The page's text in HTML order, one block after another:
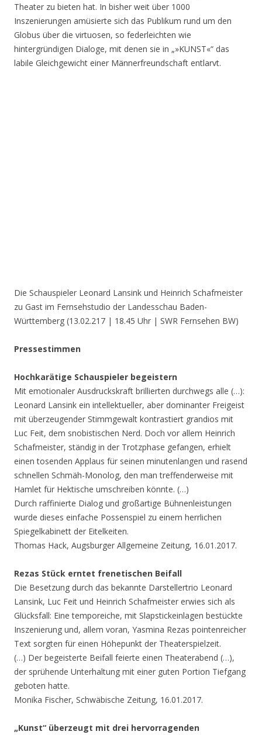
Theater zu bieten hat. In bisher weit über 1000
Inszenierungen amüsierte sich das Publikum rund um den
Globus über die virtuosen, so federleichten wie
hintergründigen Dialoge, mit denen sie in „»KUNST«“ das
labile Gleichgewicht einer Männerfreundschaft entlarvt.
Die Schauspieler Leonard Lansink und Heinrich Schafmeister
zu Gast im Fernsehstudio der Landesschau Baden-
Württemberg (13.02.217 | 18.45 Uhr | SWR Fernsehen BW)
Pressestimmen
Hochkarätige Schauspieler begeistern
Mit emotionaler Ausdruckskraft brillierten durchwegs alle (…):
Leonard Lansink ein intellektueller, aber dominanter Freigeist
mit überzeugender Stimmgewalt kontrastiert grandios mit
Luc Feit, dem snobistischen Nerd. Doch vor allem Heinrich
Schafmeister, ständig in der Trotzphase gefangen, erhielt
einen tosenden Applaus für seinen minutenlangen und rasend
schnellen Schmäh-Monolog, den man treffenderweise mit
Hamlet für Hektische umschreiben könnte. (…)
Durch raffinierte Dialog und großartige Bühnenleistungen
wurde dieses einfache Possenspiel zu einem herrlichen
Spiegelkabinett der Eitelkeiten.
Thomas Hack, Augsburger Allgemeine Zeitung, 16.01.2017.
Rezas Stück erntet frenetischen Beifall
Die Besetzung durch das bekannte Darstellertrio Leonard
Lansink, Luc Feit und Heinrich Schafmeister erwies sich als
Glücksfall: Eine temporeiche, mit Slapstickeinlagen bestückte
Inszenierung und, allem voran, Yasmina Rezas pointenreicher
Text sorgten für einen Höhepunkt der Theaterspielzeit.
(…) Der begeisterte Beifall feierte einen Theaterabend (…),
der sprühende Unterhaltung mit einer guten Portion Tiefgang
geboten hatte.
Monika Fischer, Schwäbische Zeitung, 16.01.2017.
„Kunst“ überzeugt mit drei hervorragenden